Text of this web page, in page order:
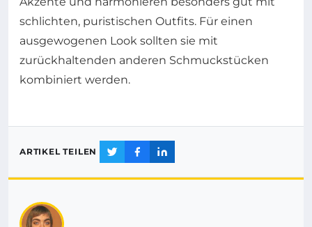
schlichten, puristischen Outfits. Für einen
ausgewogenen Look sollten sie mit
zurückhaltenden anderen Schmuckstücken
kombiniert werden.
ARTIKEL TEILEN